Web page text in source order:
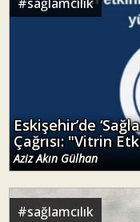
Eskişehir’de
Çağrısı: "Vitrin
Aziz Akın Gülhan
#sağlamcılık